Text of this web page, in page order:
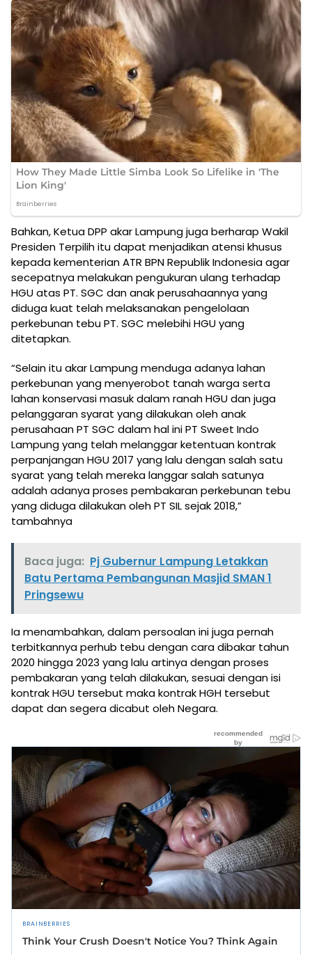
Bahkan, Ketua DPP akar Lampung juga berharap Wakil
Presiden Terpilih itu dapat menjadikan atensi khusus
kepada kementerian ATR BPN Republik Indonesia agar
secepatnya melakukan pengukuran ulang terhadap
HGU atas PT. SGC dan anak perusahaannya yang
diduga kuat telah melaksanakan pengelolaan
perkebunan tebu PT. SGC melebihi HGU yang
ditetapkan.
“Selain itu akar Lampung menduga adanya lahan
perkebunan yang menyerobot tanah warga serta
lahan konservasi masuk dalam ranah HGU dan juga
pelanggaran syarat yang dilakukan oleh anak
perusahaan PT SGC dalam hal ini PT Sweet Indo
Lampung yang telah melanggar ketentuan kontrak
perpanjangan HGU 2017 yang lalu dengan salah satu
syarat yang telah mereka langgar salah satunya
adalah adanya proses pembakaran perkebunan tebu
yang diduga dilakukan oleh PT SIL sejak 2018,”
tambahnya
Baca juga: Pj Gubernur Lampung Letakkan
Batu Pertama Pembangunan Masjid SMAN 1
Pringsewu
Ia menambahkan, dalam persoalan ini juga pernah
terbitkannya perhub tebu dengan cara dibakar tahun
2020 hingga 2023 yang lalu artinya dengan proses
pembakaran yang telah dilakukan, sesuai dengan isi
kontrak HGU tersebut maka kontrak HGH tersebut
dapat dan segera dicabut oleh Negara.